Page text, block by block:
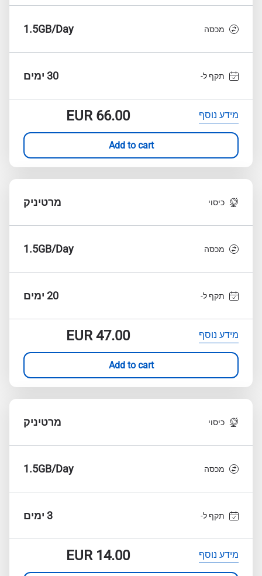
מכסה 1.5GB/Day
תקף ל- 30 ימים
מידע נוסף EUR66.00
Add to cart
כיסוי מרטיניק
מכסה 1.5GB/Day
תקף ל- 20 ימים
מידע נוסף EUR47.00
Add to cart
כיסוי מרטיניק
מכסה 1.5GB/Day
תקף ל- 3 ימים
מידע נוסף EUR14.00